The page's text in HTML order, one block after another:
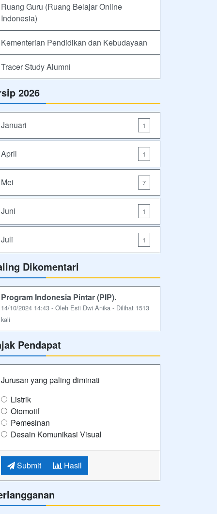
Ruang Guru (Ruang Belajar Online
Indonesia)
Kementerian Pendidikan dan Kebudayaan
Tracer Study Alumni
2026
Januari 1
April 1
Mei 7
Juni 1
Juli 1
Dikomentari
Program Indonesia Pintar (PIP).
14/10/2024 14:43 - Oleh Esti Dwi Anika - Dilihat 1513
kali
Pendapat
Jurusan yang paling diminati
Listrik
Otomotif
Pemesinan
Desain Komunikasi Visual
Submit Hasil